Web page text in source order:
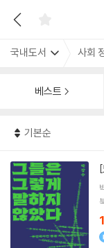
국내도서 사회
베스트
기본순